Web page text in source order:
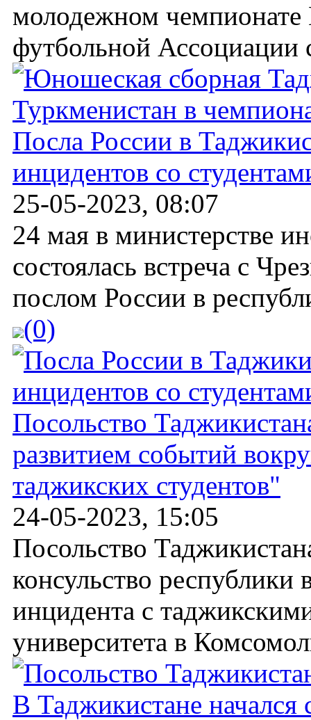
молодежном чемпионате
футбольной Ассоциации
Посла России в
инцидентов со
25-05-2023, 08:07
24 мая в министерстве
состоялась встреча с
послом России в
(0)
Посольство
развитием событий
таджикских студентов"
24-05-2023, 15:05
Посольство
консульство республики
инцидента с
университета в
В Таджикистане